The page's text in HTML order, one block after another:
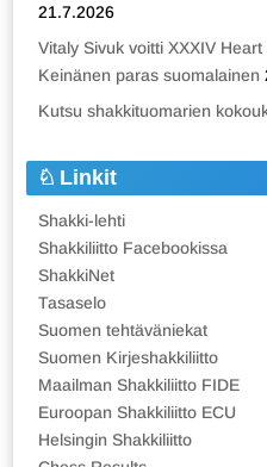
21.7.2026
Vitaly Sivuk voitti XXXIV
Keinänen paras suomalainen
Kutsu shakkituomarien
Linkit
Shakki-lehti
Shakkiliitto Facebookissa
ShakkiNet
Tasaselo
Suomen tehtäväniekat
Suomen Kirjeshakkiliitto
Maailman Shakkiliitto FIDE
Euroopan Shakkiliitto ECU
Helsingin Shakkiliitto